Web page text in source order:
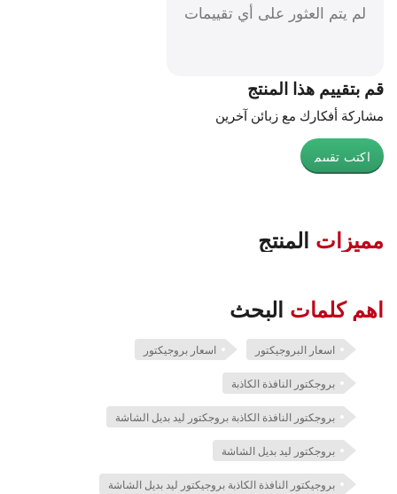
لم يتم العثور على أي تقييمات
قم بتقييم هذا المنتج
مشاركة أفكارك مع زبائن آخرين
اكتب تقييم
مميزات المنتج
اهم كلمات البحث
اسعار البروجيكتور اسعار بروجيكتور
بروجكتور النافذة الكاذبة
بروجكتور النافذة الكاذبة بروجكتور ليد بديل الشاشة
بروجكتور ليد بديل الشاشة
بروجيكتور النافذة الكاذبة بروجيكتور ليد بديل الشاشة